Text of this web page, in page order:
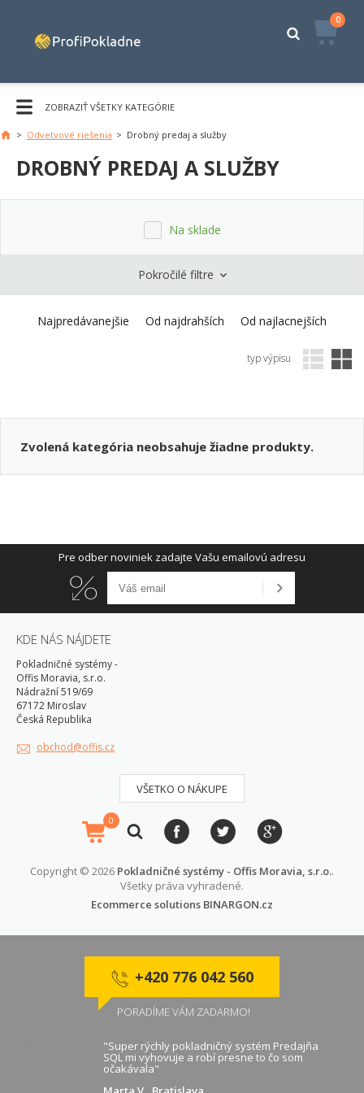
0
ZOBRAZIŤ VŠETKY KATEGÓRIE
> Odvetvové riešenia > Drobný predaj a služby
DROBNÝ PREDAJ A SLUŽBY
Na sklade
Pokročilé filtre
Najpredávanejšie Od najdrahších Od najlacnejších
typ výpisu
Zvolená kategória neobsahuje žiadne produkty.
Pre odber noviniek zadajte Vašu emailovú adresu
KDE NÁS NÁJDETE
Pokladničné systémy -
Offis Moravia, s.r.o.
Nádražní 519/69
67172 Miroslav
Česká Republika
obchod@offis.cz
VŠETKO O NÁKUPE
0
Copyright © 2026 Pokladničné systémy - Offis Moravia, s.r.o..
Všetky práva vyhradené.
Ecommerce solutions BINARGON.cz
+420 776 042 560
PORADÍME VÁM ZADARMO!
"Super rýchly pokladničný systém Predajňa
SQL mi vyhovuje a robí presne to čo som
očakávala"